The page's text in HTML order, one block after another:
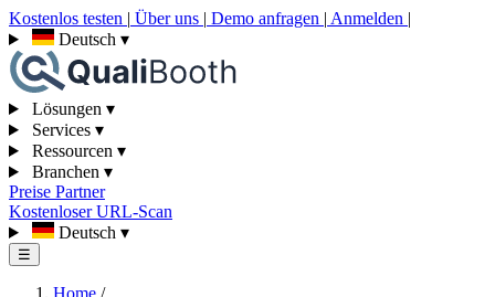
Kostenlos testen | Über uns | Demo anfragen | Anmelden |
Deutsch ▾
Lösungen ▾
Services ▾
Ressourcen ▾
Branchen ▾
Preise Partner
Kostenloser URL-Scan
Deutsch ▾
☰
Home /